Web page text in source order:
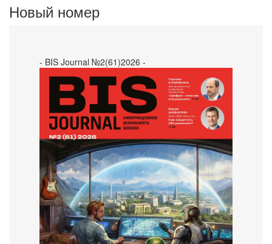
Новый номер
- BIS Journal №2(61)2026 -